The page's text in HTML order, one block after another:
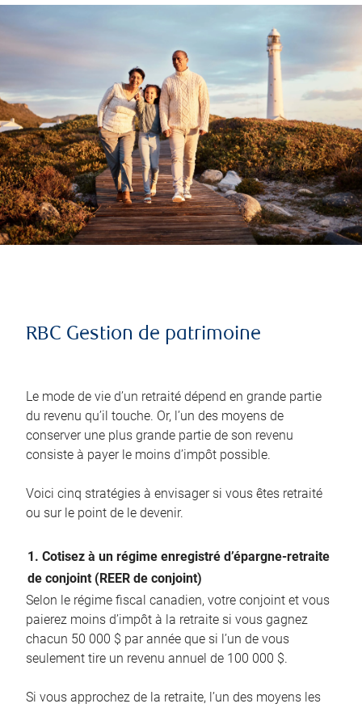
RBC Gestion de patrimoine
Le mode de vie d’un retraité dépend en grande partie
du revenu qu’il touche. Or, l’un des moyens de
conserver une plus grande partie de son revenu
consiste à payer le moins d’impôt possible.
Voici cinq stratégies à envisager si vous êtes retraité
ou sur le point de le devenir.
1. Cotisez à un régime enregistré d’épargne-retraite
de conjoint (REER de conjoint)
Selon le régime fiscal canadien, votre conjoint et vous
paierez moins d’impôt à la retraite si vous gagnez
chacun 50 000 $ par année que si l’un de vous
seulement tire un revenu annuel de 100 000 $.
Si vous approchez de la retraite, l’un des moyens les